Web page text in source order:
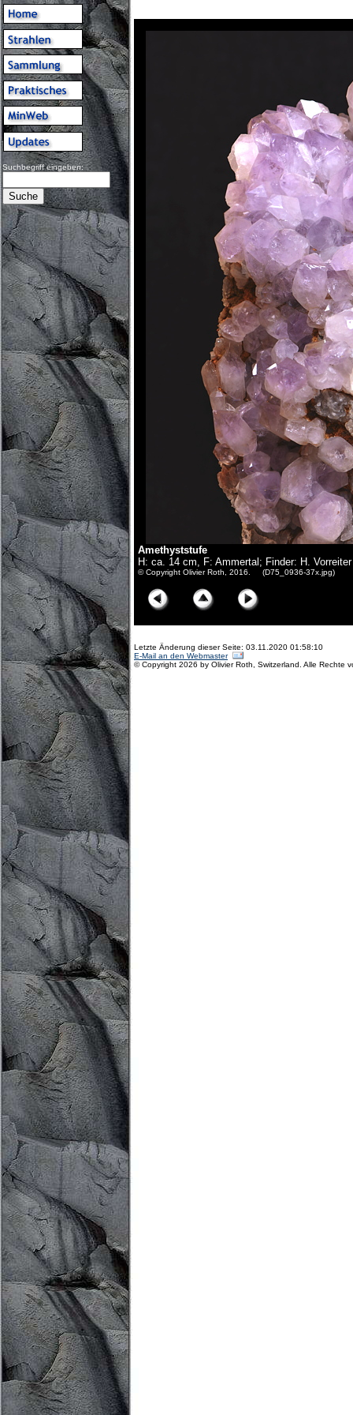
Suchbegriff eingeben:
Amethyststufe
H: ca. 14 cm, F: Ammertal; Finder: H. Vorreiter
© Copyright Olivier Roth, 2016. (D75_0936-37x.jpg)
Letzte Änderung dieser Seite: 03.11.2020 01:58:10
E-Mail an den Webmaster
© Copyright 2026 by Olivier Roth, Switzerland. Alle Rechte